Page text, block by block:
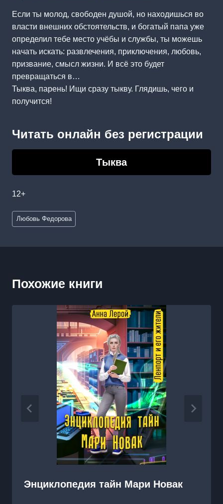
Если ты молод, свободен душой, но находишься во
власти внешних обстоятельств, и богатый папа уже
определил тебе место учёбы и службы, ты можешь
начать искать: развлечения, приключения, любовь,
призвание, смысл жизни. И всё это будет
превращаться в…
Тыква, парень! Ищи сразу тыкву. Глядишь, чего и
получится!
Читать онлайн без регистрации
Тыква
12+
Метки
записи:
Любовь Федорова
Похожие книги
Энциклопедия тайн Мари Новак